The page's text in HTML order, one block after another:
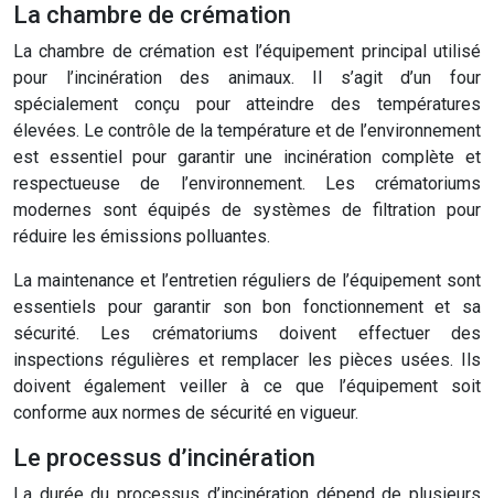
La chambre de crémation
La chambre de crémation est l’équipement principal utilisé
pour l’incinération des animaux. Il s’agit d’un four
spécialement conçu pour atteindre des températures
élevées. Le contrôle de la température et de l’environnement
est essentiel pour garantir une incinération complète et
respectueuse de l’environnement. Les crématoriums
modernes sont équipés de systèmes de filtration pour
réduire les émissions polluantes.
La maintenance et l’entretien réguliers de l’équipement sont
essentiels pour garantir son bon fonctionnement et sa
sécurité. Les crématoriums doivent effectuer des
inspections régulières et remplacer les pièces usées. Ils
doivent également veiller à ce que l’équipement soit
conforme aux normes de sécurité en vigueur.
Le processus d’incinération